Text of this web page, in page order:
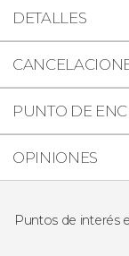
DETALLES
PUNTO DE
OPINIONES
Puntos de interés